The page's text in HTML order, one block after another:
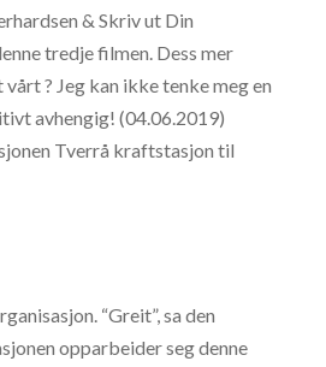
& Skriv ut Din
tredje filmen. Dess mer
? Jeg kan ikke tenke meg en
avhengig! (04.06.2019)
Tverrå kraftstasjon til
“Greit”, sa den
opparbeider seg denne